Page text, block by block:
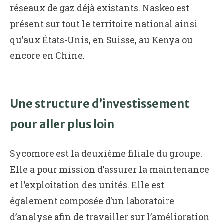
réseaux de gaz déjà existants. Naskeo est
présent sur tout le territoire national ainsi
qu’aux États-Unis, en Suisse, au Kenya ou
encore en Chine.
Une structure d’investissement
pour aller plus loin
Sycomore est la deuxième filiale du groupe.
Elle a pour mission d’assurer la maintenance
et l’exploitation des unités. Elle est
également composée d’un laboratoire
d’analyse afin de travailler sur l’amélioration